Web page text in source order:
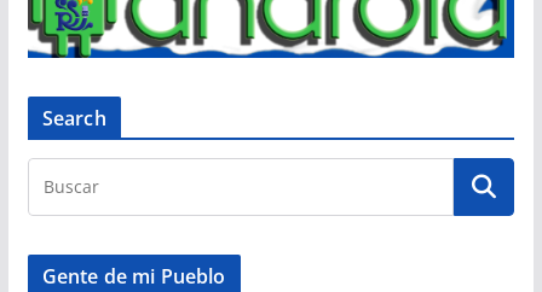
Search
Gente de mi Pueblo